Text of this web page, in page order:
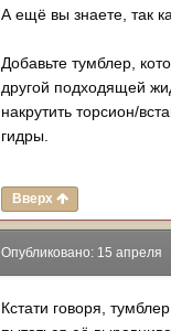
А ещё вы знаете, так
Добавьте тумблер,
другой подходящей
накрутить торсион/
гидры.
Вверх
Опубликовано: 15 апреля
Кстати говоря,